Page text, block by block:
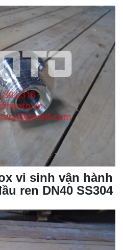
vi sinh vận hành
ren DN40 SS304